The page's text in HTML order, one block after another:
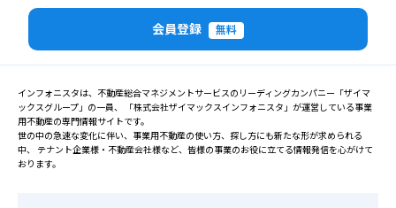
会員登録 無料
インフォニスタは、不動産総合マネジメントサービスのリーディングカンパニー「ザイマ
ックスグループ」の一員、 「株式会社ザイマックスインフォニスタ」が運営している事業
用不動産の専門情報サイトです。
世の中の急速な変化に伴い、事業用不動産の使い方、探し方にも新たな形が求められる
中、 テナント企業様・不動産会社様など、皆様の事業のお役に立てる情報発信を心がけて
おります。